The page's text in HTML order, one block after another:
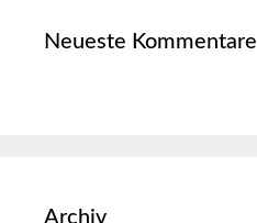
Neueste Kommentare
Archiv